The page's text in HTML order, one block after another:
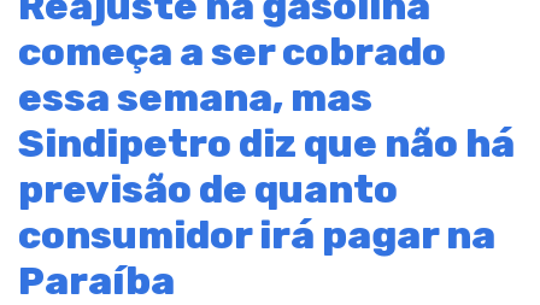
começa a ser cobrado
essa semana, mas
Sindipetro diz que não há
previsão de quanto
consumidor irá pagar na
Paraíba